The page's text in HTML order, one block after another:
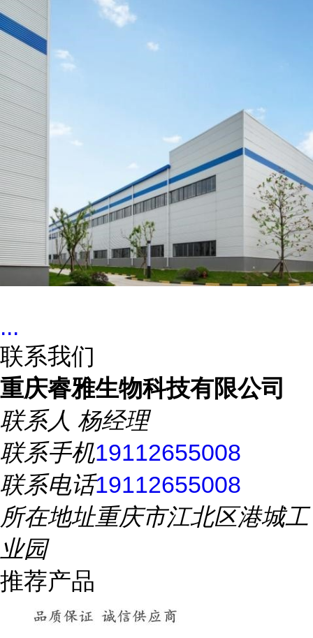
...
联系我们
重庆睿雅生物科技有限公司
联系人 杨经理
联系手机19112655008
联系电话19112655008
所在地址重庆市江北区港城工
业园
推荐产品